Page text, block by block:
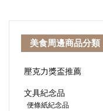
美食周邊商品分類
壓克力獎盃推薦
文具紀念品
便條紙紀念品